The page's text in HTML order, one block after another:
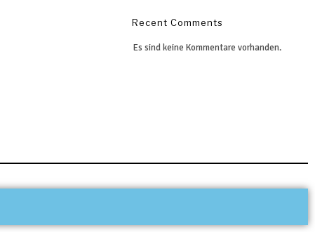
Recent Comments
Es sind keine Kommentare vorhanden.